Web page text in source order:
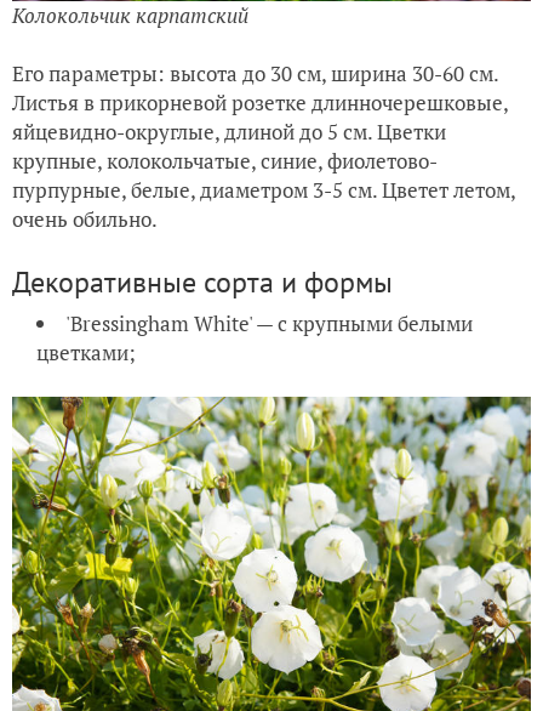
Колокольчик карпатский
Его параметры: высота до 30 см, ширина 30-60 см.
Листья в прикорневой розетке длинночерешковые,
яйцевидно-округлые, длиной до 5 см. Цветки
крупные, колокольчатые, синие, фиолетово-
пурпурные, белые, диаметром 3-5 см. Цветет летом,
очень обильно.
Декоративные сорта и формы
'Bressingham White' — с крупными белыми
цветками;